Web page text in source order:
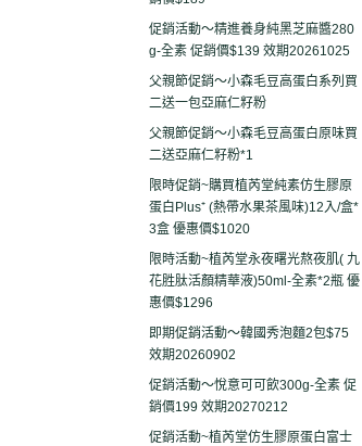
促銷活動～精進養身純黑芝麻醬280
g-全素 促銷價$139 效期20261025
父親節促銷～小森毛豆高蛋白系列買
二送一包亞麻仁籽粉
父親節促銷～小森毛豆高蛋白原味買
二送亞麻仁籽粉*1
限時促銷~購買植芮堂純素仿生膠原
蛋白Plus⁺ (熱帶水果茶風味)12入/盒*
3盒 優惠價$1020
限時活動~植芮堂永夜曙光熬夜肌( 九
花胜肽活顏精華液)50ml-全素*2瓶 優
惠價$1296
即期促銷活動～韓國秀泡麵2包$75
效期20260902
促銷活動～悅意可可飲300g-全素 促
銷價199 效期20270212
促銷活動~植芮堂仿生膠原蛋白富士